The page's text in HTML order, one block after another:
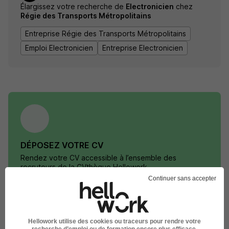
Élargissez votre recherche de Electronicien chez
Régie des Transports Métropolitains
Entreprise Régie des Transports Métropolitains
Emploi Electronicien
Entreprise Electronicien
DÉPOSEZ VOTRE CV
Rendez votre CV accessible à l’ensemble des
recruteurs de la CVthèque Hellowork.
Rendre mon CV visible
Continuer sans accepter
Hellowork utilise des cookies ou traceurs pour rendre votre